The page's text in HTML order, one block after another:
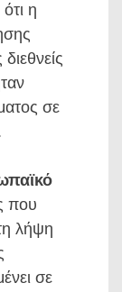
η
σε
που
λήψη
σε